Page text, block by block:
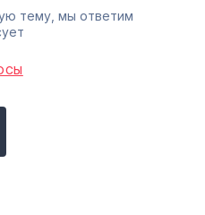
тему, мы ответим